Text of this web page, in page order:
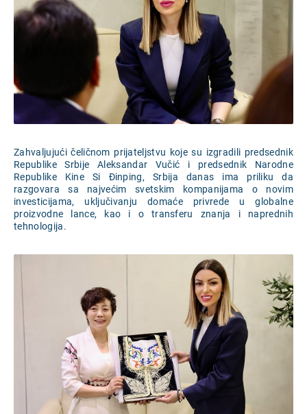
Zahvaljujući čeličnom prijateljstvu koje su izgradili predsednik
Republike Srbije Aleksandar Vučić i predsednik Narodne
Republike Kine Si Đinping, Srbija danas ima priliku da
razgovara sa najvećim svetskim kompanijama o novim
investicijama, uključivanju domaće privrede u globalne
proizvodne lance, kao i o transferu znanja i naprednih
tehnologija.